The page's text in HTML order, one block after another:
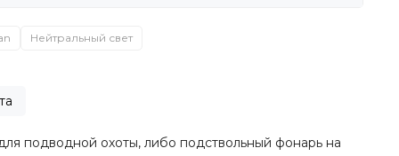
Нейтральный свет
подводной охоты, либо подствольный фонарь на